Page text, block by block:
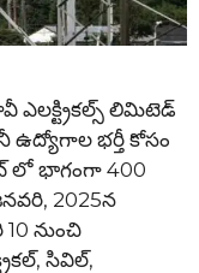
ఎలక్ట్రికల్స్ లిమిటెడ్
ఉద్యోగాల భర్తీ కోసం
లో భాగంగా 400
2025న
10 నుంచి
సివిల్,